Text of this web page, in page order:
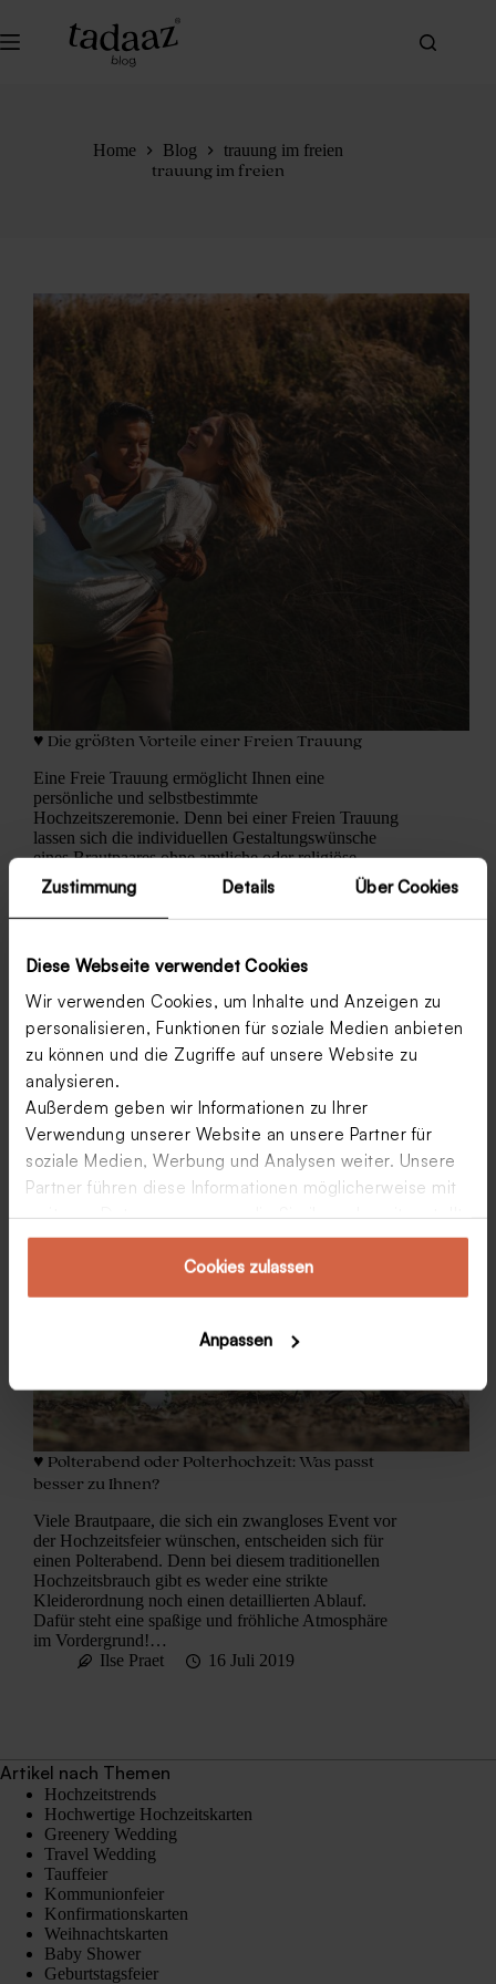
Zustimmung Details Über Cookies
Diese Webseite verwendet Cookies
Wir verwenden Cookies, um Inhalte und Anzeigen zu
personalisieren, Funktionen für soziale Medien anbieten
zu können und die Zugriffe auf unsere Website zu
analysieren.
Außerdem geben wir Informationen zu Ihrer
Verwendung unserer Website an unsere Partner für
soziale Medien, Werbung und Analysen weiter. Unsere
Partner führen diese Informationen möglicherweise mit
weiteren Daten zusammen, die Sie ihnen bereitgestellt
haben oder die sie im Rahmen Ihrer Nutzung der
Dienste gesammelt haben.Cookies zulassen
Anpassen
springen
Home Blog
trauung im freien
trauung im freien
♥ Die größten Vorteile einer Freien Trauung
Eine Freie Trauung ermöglicht Ihnen eine
persönliche und selbstbestimmte
Hochzeitszeremonie. Denn bei einer Freien Trauung
lassen sich die individuellen Gestaltungswünsche
eines Brautpaares ohne amtliche oder religiöse
Vorgaben umsetzen. Egal, ob Sie sich einen
feierlichen Rahmen wünschen oder auf eine
lockere…
♥ Polterabend oder Polterhochzeit: Was passt
besser zu Ihnen?
Viele Brautpaare, die sich ein zwangloses Event vor
der Hochzeitsfeier wünschen, entscheiden sich für
einen Polterabend. Denn bei diesem traditionellen
Hochzeitsbrauch gibt es weder eine strikte
Kleiderordnung noch einen detaillierten Ablauf.
Dafür steht eine spaßige und fröhliche Atmosphäre
im Vordergrund!…
Ilse Praet
16 Juli 2019
Artikel nach Themen
Hochzeitstrends
Hochwertige Hochzeitskarten
Greenery Wedding
Travel Wedding
Tauffeier
Kommunionfeier
Konfirmationskarten
Weihnachtskarten
Baby Shower
Geburtstagsfeier